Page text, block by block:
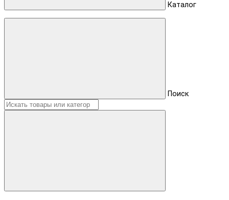
Каталог
Поиск